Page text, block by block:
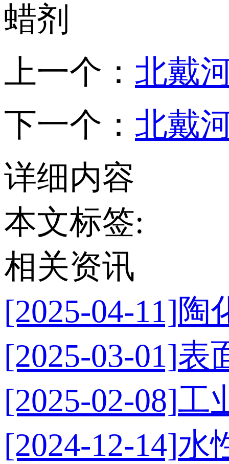
上一个： 北戴
下一个： 北戴
详细内容
本文标签:
相关资讯
[2025-04-11]陶
[2025-03-01]表
[2025-02-08]工
[2024-12-14]水